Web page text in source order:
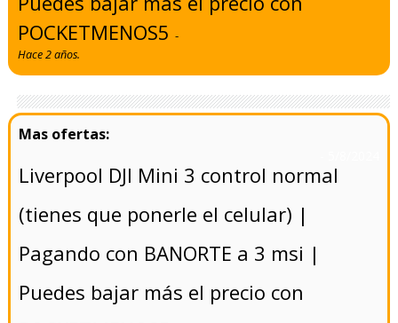
POCKETMENOS5-
Hace 2 años.
Liverpool DJI Mini 3 control normal
(tienes que ponerle el celular) |
Pagando con BANORTE a 3 msi |
Puedes bajar más el precio con